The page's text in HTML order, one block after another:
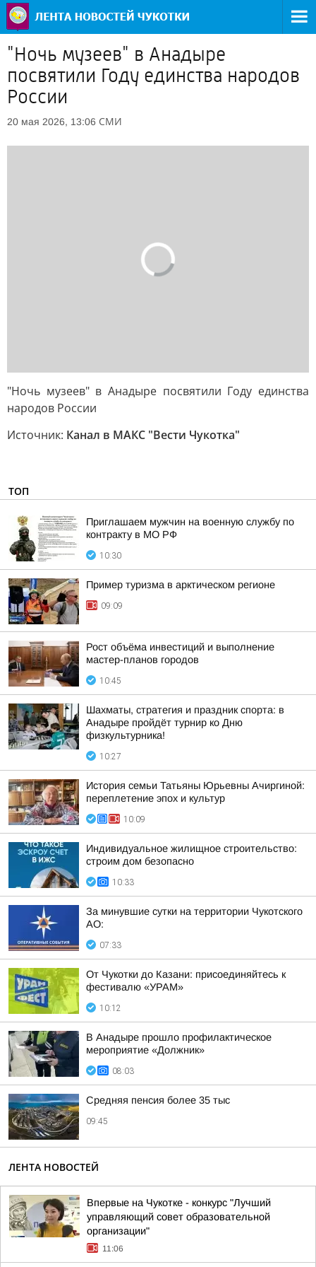
"Ночь музеев" в Анадыре
посвятили Году единства народов
России
20 мая 2026, 13:06 СМИ
"Ночь музеев" в Анадыре посвятили Году единства
народов России
Источник: Канал в МАКС "Вести Чукотка"
ТОП
Приглашаем мужчин на военную службу по
контракту в МО РФ
10:30
Пример туризма в арктическом регионе
09:09
Рост объёма инвестиций и выполнение
мастер-планов городов
10:45
Шахматы, стратегия и праздник спорта: в
Анадыре пройдёт турнир ко Дню
физкультурника!
10:27
История семьи Татьяны Юрьевны Ачиргиной:
переплетение эпох и культур
10:09
Индивидуальное жилищное строительство:
строим дом безопасно
10:33
За минувшие сутки на территории Чукотского
АО:
07:33
От Чукотки до Казани: присоединяйтесь к
фестивалю «УРАМ»
10:12
В Анадыре прошло профилактическое
мероприятие «Должник»
08:03
Средняя пенсия более 35 тыс
09:45
ЛЕНТА НОВОСТЕЙ
Впервые на Чукотке - конкурс "Лучший
управляющий совет образовательной
организации"
11:06